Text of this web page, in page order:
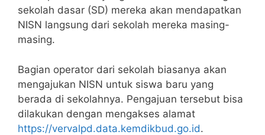
sekolah dasar (SD) mereka akan mendapatkan
NISN langsung dari sekolah mereka masing-
masing.
Bagian operator dari sekolah biasanya akan
mengajukan NISN untuk siswa baru yang
berada di sekolahnya. Pengajuan tersebut bisa
dilakukan dengan mengakses alamat
https://vervalpd.data.kemdikbud.go.id.